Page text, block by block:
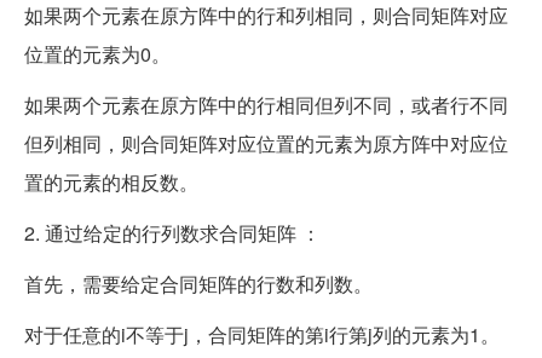
如果两个元素在原方阵中的行和列相同，则合同矩阵对应
位置的元素为0。
如果两个元素在原方阵中的行相同但列不同，或者行不同
但列相同，则合同矩阵对应位置的元素为原方阵中对应位
置的元素的相反数。
2. 通过给定的行列数求合同矩阵 ：
首先，需要给定合同矩阵的行数和列数。
对于任意的i不等于j，合同矩阵的第i行第j列的元素为1。